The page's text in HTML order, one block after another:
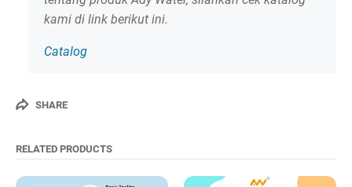
kami di link berikut ini.
Catalog
SHARE
RELATED PRODUCTS